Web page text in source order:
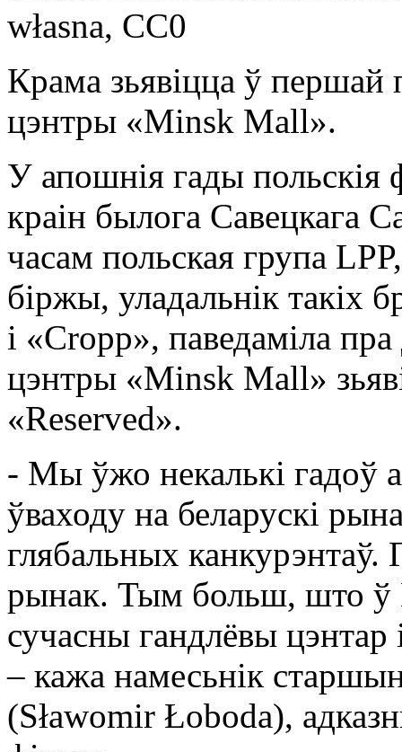
własna, CC0
Крама зьявіцца ў першай
цэнтры «Minsk Mall».
У апошнія гады польскія
краін былога Савецкага
часам польская група
біржы, уладальнік такіх
і «Cropp», паведаміла
цэнтры «Minsk Mall»
«Reserved».
- Мы ўжо некалькі гадоў
ўваходу на беларускі
глябальных канкурэнтаў.
рынак. Тым больш, што ў
сучасны гандлёвы
– кажа намесьнік
(Sławomir Łoboda),